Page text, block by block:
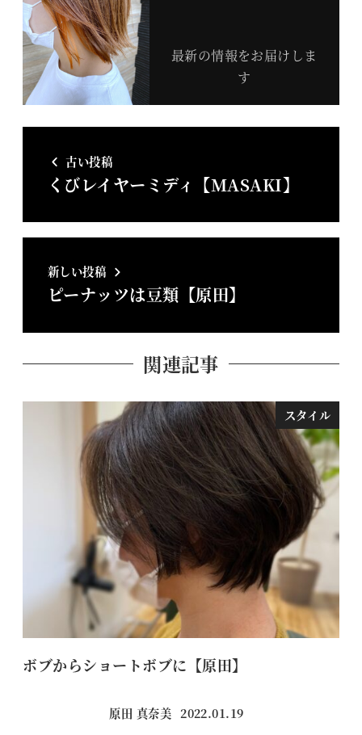
最新の情報をお届けしま
す
古い投稿
くびレイヤーミディ【MASAKI】
新しい投稿
ピーナッツは豆類【原田】
関連記事
スタイル
ボブからショートボブに【原田】
原田 真奈美 投稿日
2022.01.19